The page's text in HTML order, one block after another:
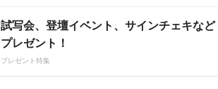
試写会、登壇イベント、サインチェキなど
プレゼント！
プレゼント特集